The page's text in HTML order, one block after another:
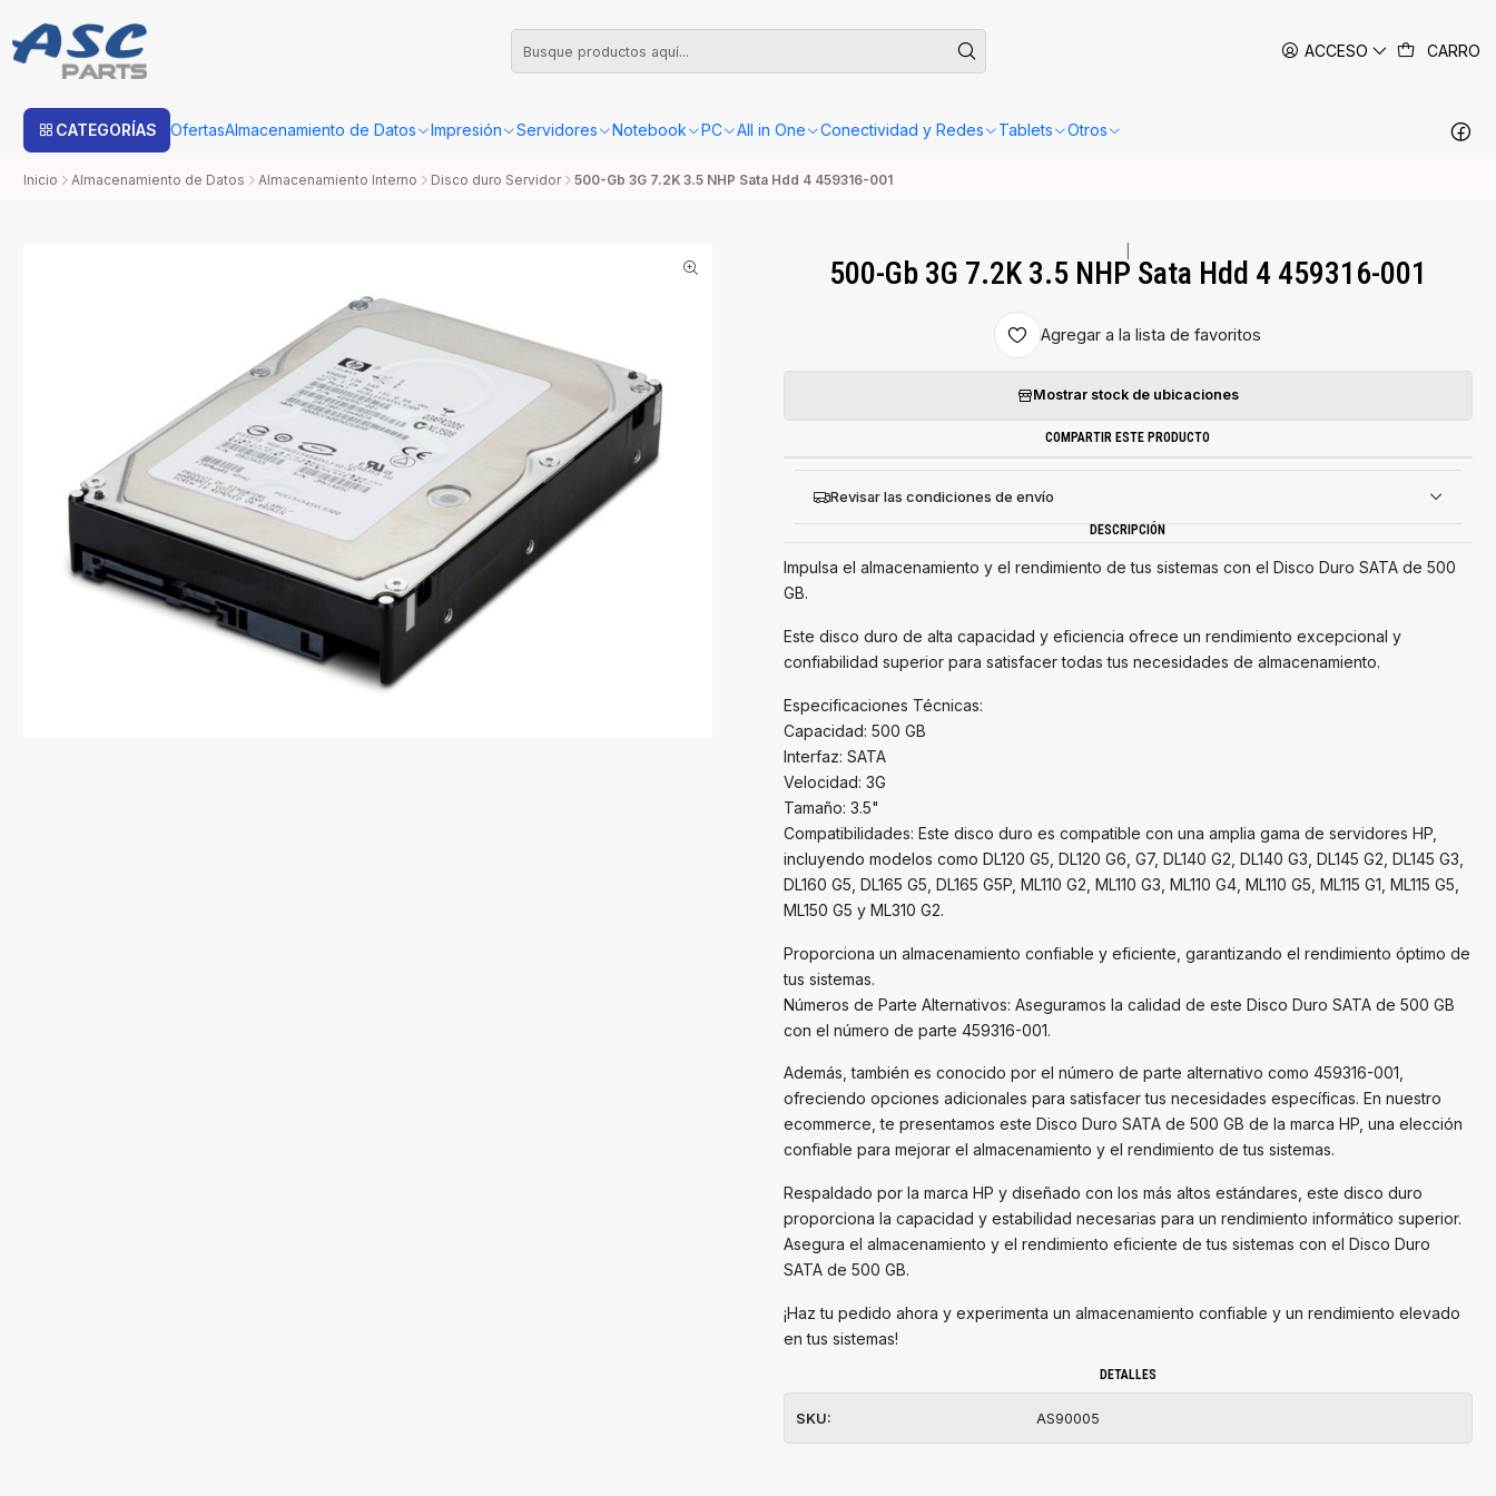
ACCESO CARRO
CATEGORÍAS OfertasAlmacenamiento de Datos Impresión Servidores Notebook PC All in One Conectividad y Redes Tablets Otros
Estimado cliente: Una vez su compra sea procesada con Boleta o Factura, la confirmación de retiro o envío se gestionará dentro de las siguientes 24-48 horas hábiles en Santiago.
Inicio Almacenamiento de Datos Almacenamiento Interno Disco duro Servidor 500-Gb 3G 7.2K 3.5 NHP Sata Hdd 4 459316-001
500-Gb 3G 7.2K 3.5 NHP Sata Hdd 4 459316-001
Agregar a la lista de favoritos
Mostrar stock de ubicaciones
COMPARTIR ESTE PRODUCTO
Revisar las condiciones de envío
DESCRIPCIÓN
Impulsa el almacenamiento y el rendimiento de tus sistemas con el Disco Duro SATA de 500
GB.
Este disco duro de alta capacidad y eficiencia ofrece un rendimiento excepcional y
confiabilidad superior para satisfacer todas tus necesidades de almacenamiento.
Especificaciones Técnicas:
Capacidad: 500 GB
Interfaz: SATA
Velocidad: 3G
Tamaño: 3.5"
Compatibilidades: Este disco duro es compatible con una amplia gama de servidores HP,
incluyendo modelos como DL120 G5, DL120 G6, G7, DL140 G2, DL140 G3, DL145 G2, DL145 G3,
DL160 G5, DL165 G5, DL165 G5P, ML110 G2, ML110 G3, ML110 G4, ML110 G5, ML115 G1, ML115 G5,
ML150 G5 y ML310 G2.
Proporciona un almacenamiento confiable y eficiente, garantizando el rendimiento óptimo de
tus sistemas.
Números de Parte Alternativos: Aseguramos la calidad de este Disco Duro SATA de 500 GB
con el número de parte 459316-001.
Además, también es conocido por el número de parte alternativo como 459316-001,
ofreciendo opciones adicionales para satisfacer tus necesidades específicas. En nuestro
ecommerce, te presentamos este Disco Duro SATA de 500 GB de la marca HP, una elección
confiable para mejorar el almacenamiento y el rendimiento de tus sistemas.
Respaldado por la marca HP y diseñado con los más altos estándares, este disco duro
proporciona la capacidad y estabilidad necesarias para un rendimiento informático superior.
Asegura el almacenamiento y el rendimiento eficiente de tus sistemas con el Disco Duro
SATA de 500 GB.
¡Haz tu pedido ahora y experimenta un almacenamiento confiable y un rendimiento elevado
en tus sistemas!
DETALLES
SKU: AS90005